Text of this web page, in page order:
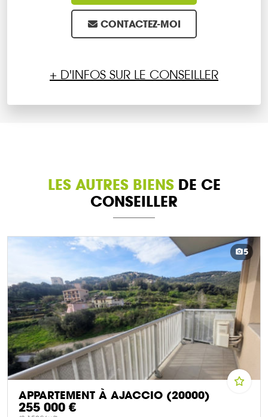
CONTACTEZ-MOI
+ D'INFOS SUR LE CONSEILLER
LES AUTRES BIENSDE CE
CONSEILLER
5
APPARTEMENT À AJACCIO (20000)
255 000 €